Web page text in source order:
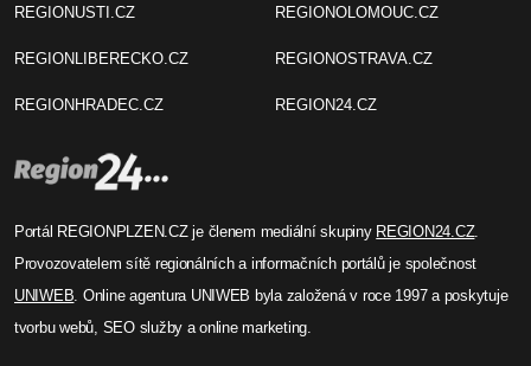
REGIONUSTI.CZ
REGIONLIBERECKO.CZ
REGIONHRADEC.CZ
REGIONOLOMOUC.CZ
REGIONOSTRAVA.CZ
REGION24.CZ
Portál REGIONPLZEN.CZ je členem mediální skupiny REGION24.CZ.
Provozovatelem sítě regionálních a informačních portálů je společnost
UNIWEB. Online agentura UNIWEB byla založená v roce 1997 a poskytuje
tvorbu webů, SEO služby a online marketing.